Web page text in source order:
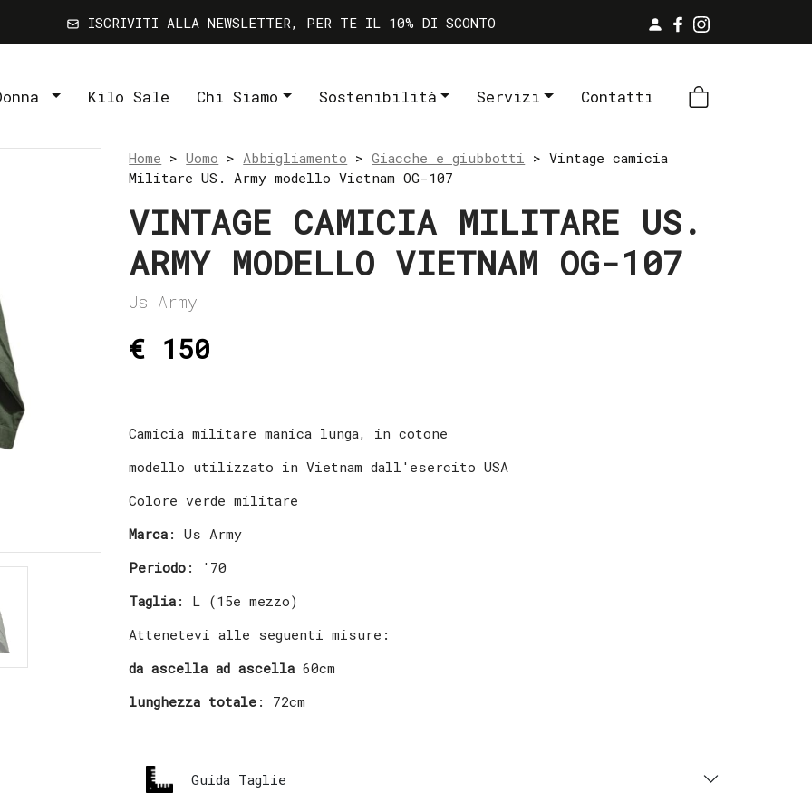
ISCRIVITI ALLA NEWSLETTER, PER TE IL 10% DI SCONTO
Kilo Sale Chi Siamo Sostenibilità Servizi Contatti
Home >Uomo >Abbigliamento >Giacche e giubbotti > Vintage camicia
Militare US. Army modello Vietnam OG-107
VINTAGE CAMICIA MILITARE US.
ARMY MODELLO VIETNAM OG-107
Us Army
€ 150
Camicia militare manica lunga, in cotone
modello utilizzato in Vietnam dall'esercito USA
Colore verde militare
Marca : Us Army
Periodo : '70
Taglia : L (15e mezzo)
Attenetevi alle seguenti misure:
da ascella ad ascella 60cm
lunghezza totale : 72cm
Guida Taglie